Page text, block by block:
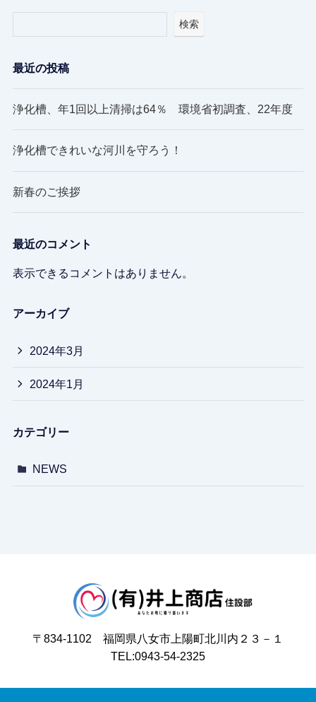
検索
最近の投稿
浄化槽、年1回以上清掃は64％ 環境省初調査、22年度
浄化槽できれいな河川を守ろう！
新春のご挨拶
最近のコメント
表示できるコメントはありません。
アーカイブ
2024年3月
2024年1月
カテゴリー
NEWS
〒834-1102 福岡県八女市上陽町北川内２３－１
TEL:0943-54-2325